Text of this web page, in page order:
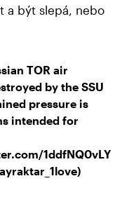
a být slepá, nebo
TOR air
by the SSU
pressure is
intended for
1ddfNQ0vLY